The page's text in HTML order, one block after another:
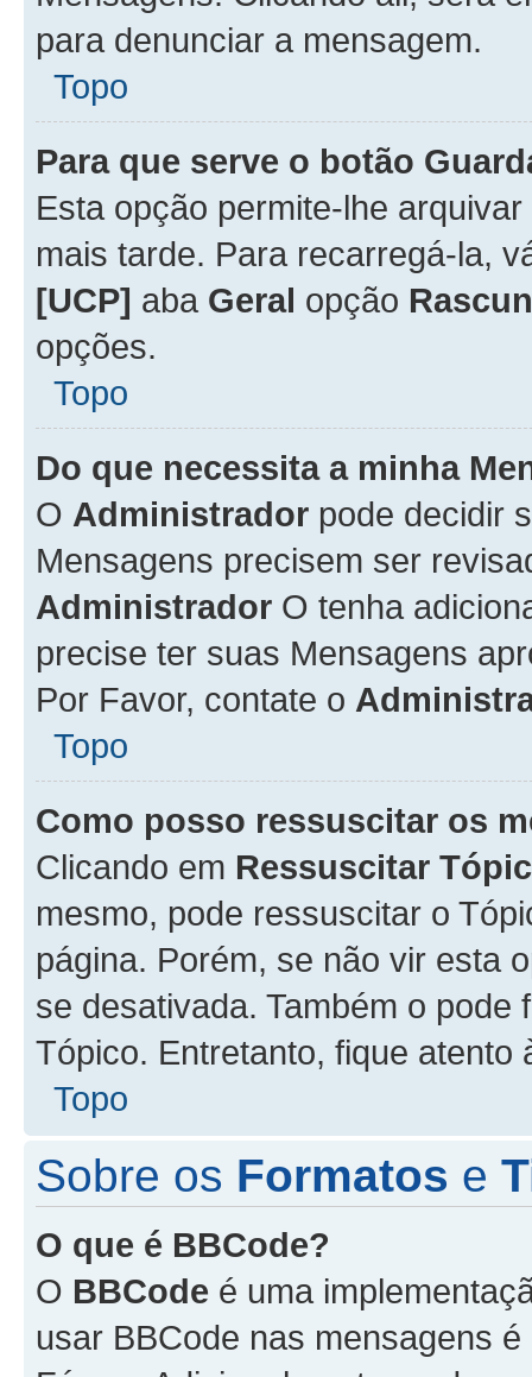
para denunciar a mensagem.
Topo
Para que serve o botão
Esta opção permite-lhe
mais tarde. Para recarregá-la,
[UCP] aba Geral opção
opções.
Topo
Do que necessita a minha
O Administrador pode decidir
Mensagens precisem ser
Administrador O tenha
precise ter suas Mensagens
Por Favor, contate o
Topo
Como posso ressuscitar os
Clicando em Ressuscitar
mesmo, pode ressuscitar o
página. Porém, se não vir esta
se desativada. Também o
Tópico. Entretanto, fique atento
Topo
Sobre os Formatos e
O que é BBCode?
O BBCode é uma
usar BBCode nas mensagens